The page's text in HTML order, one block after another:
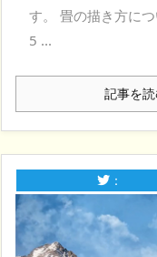
す。 畳の描き方に
5 ...
記事を
：